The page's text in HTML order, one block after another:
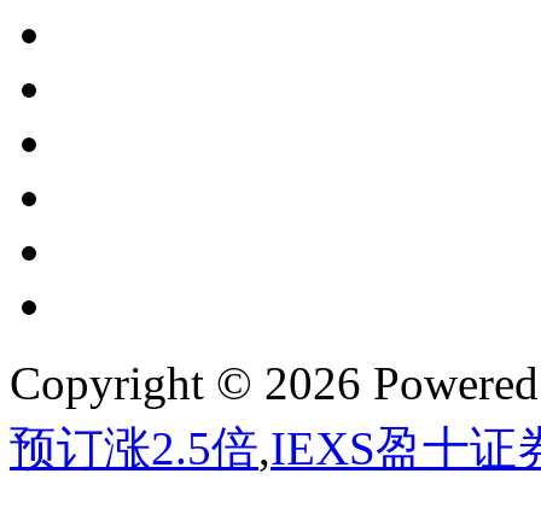
Copyright © 2026
预订涨2.5倍,IEXS盈十证